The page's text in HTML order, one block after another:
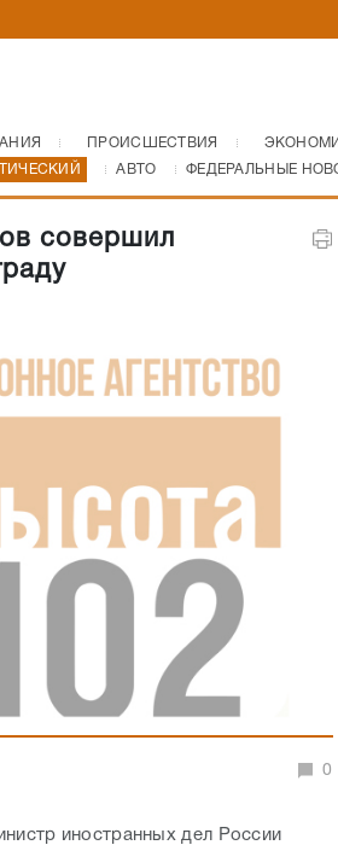
ПРОИСШЕСТВИЯ
АВТО ФЕДЕРАЛЬНЫЕ
совершил
0
иностранных дел России